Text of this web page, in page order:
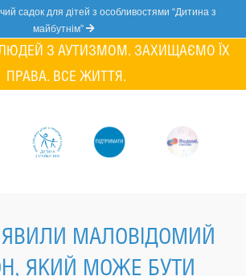
садок для дітей з особливостями “Дитина з
майбутнім”
З АУТИЗМОМ. ЗАХИЩАЄМО ЇХ
ПРАВА. ВСЕ ЖИТТЯ.
МАЛОВІДОМИЙ
ЯКИЙ МОЖЕ БУТИ